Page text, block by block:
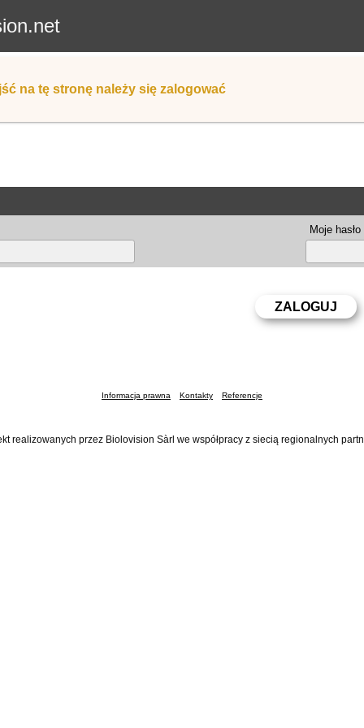
na tę stronę należy się zalogować
Moje hasło
Informacja prawna Kontakty Referencje
realizowanych przez Biolovision Sàrl we współpracy z siecią regionalnych